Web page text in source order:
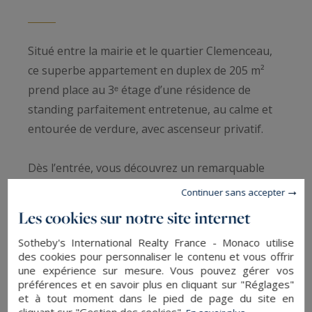
Situé entre la mairie et le quartier Clemenceau,
ce superbe appartement en duplex de 205 m²
prend place au 3ᵉ étage d’une résidence de
standing parfaitement entretenue, au calme et
entourée de verdure, avec ascenseur privatif.
Dès l’entrée, vous découvrez un remarquable
double séjour de 57 m² avec cheminée, baigné de
une exposée sud-ouest. Un espace repas mène à
une cuisine indépendante, entièrement
aménagée et équipée, avec coin déjeuner.
L’espace nuit se compose de trois chambres,
Les cookies sur notre site internet
Sotheby's International Realty France - Monaco utilise
des cookies pour personnaliser le contenu et vous offrir
une expérience sur mesure. Vous pouvez gérer vos
préférences et en savoir plus en cliquant sur "Réglages"
et à tout moment dans le pied de page du site en
Continuer sans accepter